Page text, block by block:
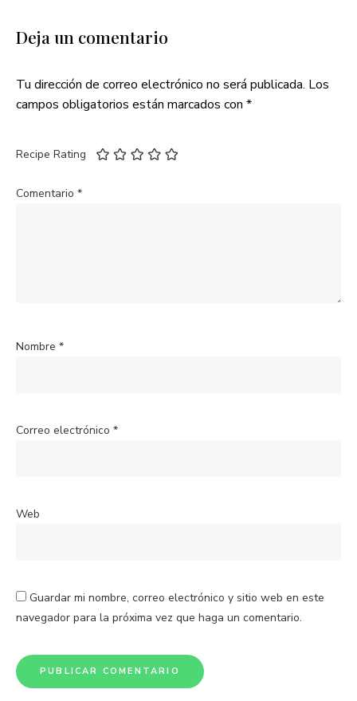
Deja un comentario
Tu dirección de correo electrónico no será publicada. Los
campos obligatorios están marcados con *
Recipe Rating
Comentario *
Nombre *
Correo electrónico *
Web
Guardar mi nombre, correo electrónico y sitio web en este
navegador para la próxima vez que haga un comentario.